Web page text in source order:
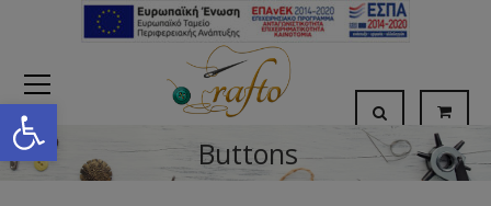
Open toolbar
Buttons